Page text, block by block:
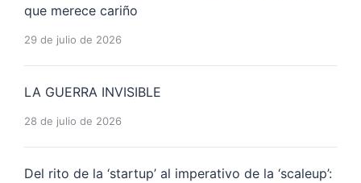
que merece cariño
29 de julio de 2026
LA GUERRA INVISIBLE
28 de julio de 2026
Del rito de la ‘startup’ al imperativo de la ‘scaleup’: